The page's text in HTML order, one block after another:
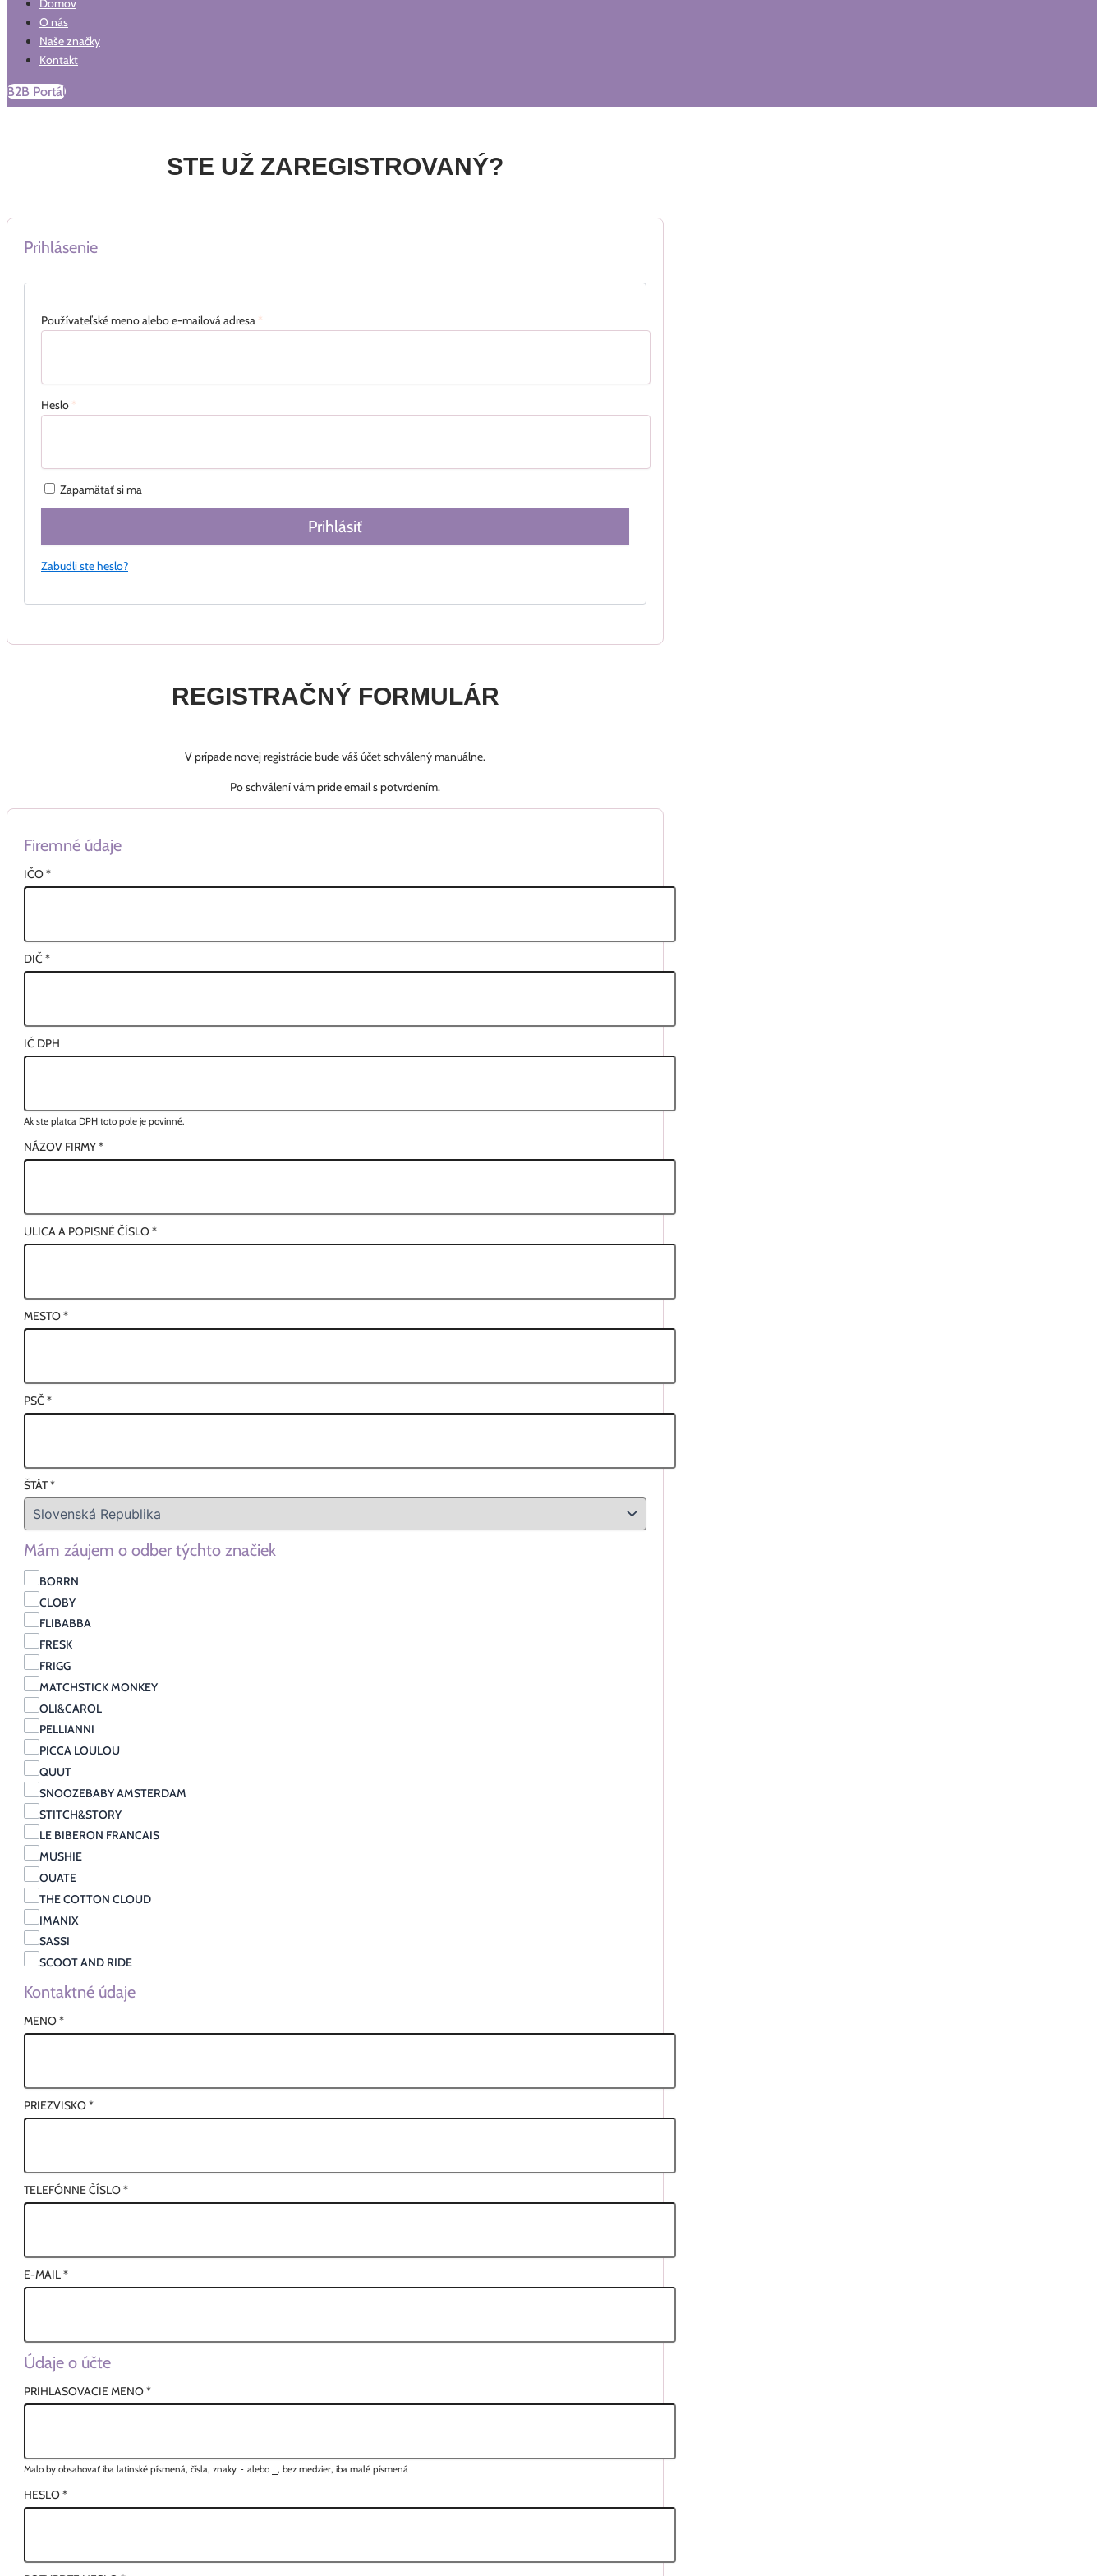
Domov
O nás
Naše značky
Kontakt
B2B Portál
STE UŽ ZAREGISTROVANÝ?
Prihlásenie
Používateľské meno alebo e-mailová adresa *
Heslo *
Zapamätať si ma
Prihlásiť
Zabudli ste heslo?
REGISTRAČNÝ FORMULÁR
V prípade novej registrácie bude váš účet schválený manuálne.
Po schválení vám príde email s potvrdením.
Firemné údaje
IČO*
DIČ *
IČ DPH
Ak ste platca DPH toto pole je povinné.
NÁZOV FIRMY*
ULICA A POPISNÉ ČÍSLO*
MESTO*
PSČ *
ŠTÁT*
Mám záujem o odber týchto značiek
BORRN
CLOBY
FLIBABBA
FRESK
FRIGG
MATCHSTICK MONKEY
OLI&CAROL
PELLIANNI
PICCA LOULOU
QUUT
SNOOZEBABY AMSTERDAM
STITCH&STORY
LE BIBERON FRANCAIS
MUSHIE
OUATE
THE COTTON CLOUD
IMANIX
SASSI
SCOOT AND RIDE
Kontaktné údaje
MENO*
PRIEZVISKO*
TELEFÓNNE ČÍSLO*
E-MAIL*
Údaje o účte
PRIHLASOVACIE MENO*
Malo by obsahovať iba latinské písmená, čísla, znaky - alebo , bez medzier, iba malé písmená
HESLO*